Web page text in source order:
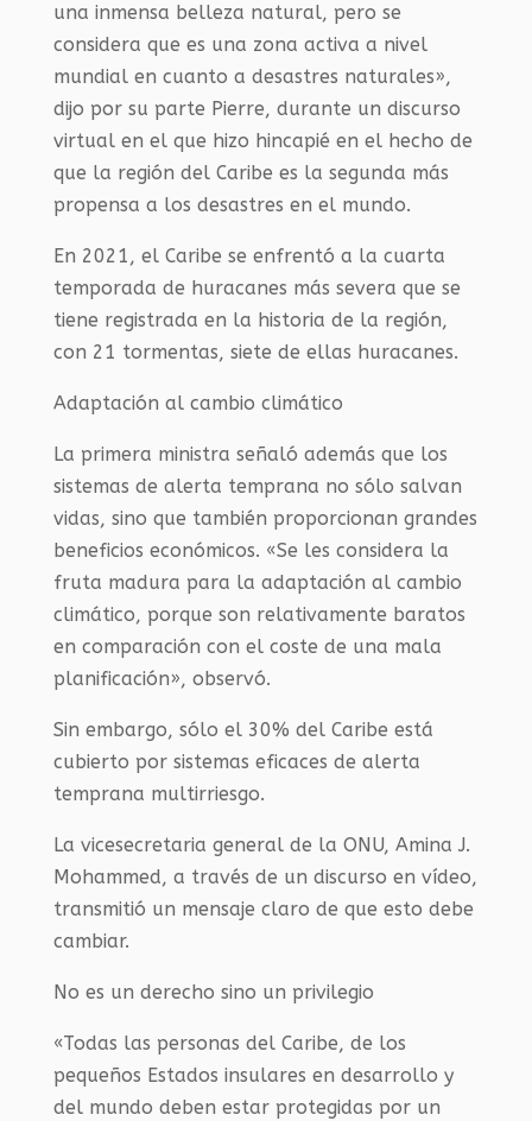
una inmensa belleza natural, pero se
considera que es una zona activa a nivel
mundial en cuanto a desastres naturales»,
dijo por su parte Pierre, durante un discurso
virtual en el que hizo hincapié en el hecho de
que la región del Caribe es la segunda más
propensa a los desastres en el mundo.
En 2021, el Caribe se enfrentó a la cuarta
temporada de huracanes más severa que se
tiene registrada en la historia de la región,
con 21 tormentas, siete de ellas huracanes.
Adaptación al cambio climático
La primera ministra señaló además que los
sistemas de alerta temprana no sólo salvan
vidas, sino que también proporcionan grandes
beneficios económicos. «Se les considera la
fruta madura para la adaptación al cambio
climático, porque son relativamente baratos
en comparación con el coste de una mala
planificación», observó.
Sin embargo, sólo el 30% del Caribe está
cubierto por sistemas eficaces de alerta
temprana multirriesgo.
La vicesecretaria general de la ONU, Amina J.
Mohammed, a través de un discurso en vídeo,
transmitió un mensaje claro de que esto debe
cambiar.
No es un derecho sino un privilegio
«Todas las personas del Caribe, de los
pequeños Estados insulares en desarrollo y
del mundo deben estar protegidas por un